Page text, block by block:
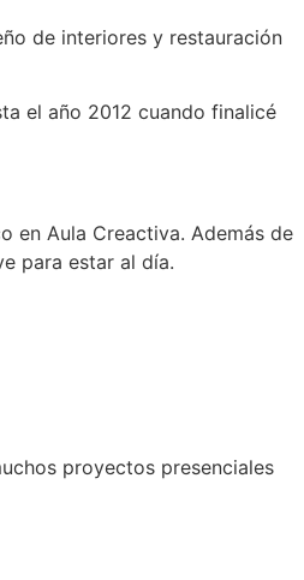
de interiores y restauración
el año 2012 cuando finalicé
en Aula Creactiva. Además de
para estar al día.
proyectos presenciales